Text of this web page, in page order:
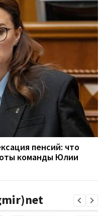
пенсий: что
команды Юлии